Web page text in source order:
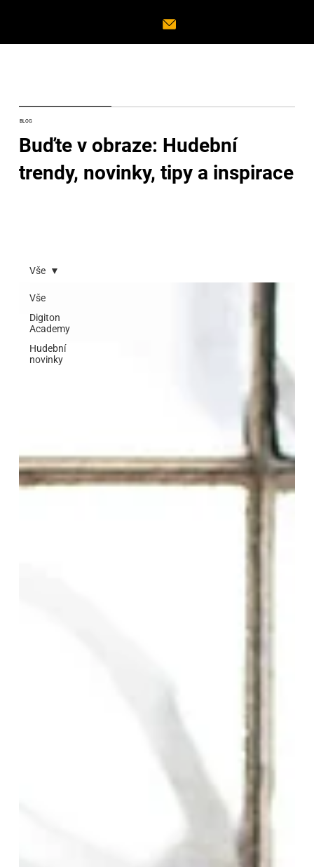
Buďte v obraze: Hudební
trendy, novinky, tipy a inspirace
BLOG
Vše
Digiton
Academy
Hudební
novinky
Vše